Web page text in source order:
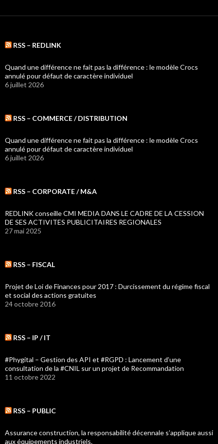
RSS – REDLINK
Quand une différence ne fait pas la différence : le modèle Crocs
annulé pour défaut de caractère individuel
6 juillet 2026
RSS – COMMERCE / DISTRIBUTION
Quand une différence ne fait pas la différence : le modèle Crocs
annulé pour défaut de caractère individuel
6 juillet 2026
RSS – CORPORATE / M&A
REDLINK conseille CMI MEDIA DANS LE CADRE DE LA CESSION
DE SES ACTIVITES PUBLICITAIRES REGIONALES
27 mai 2025
RSS – FISCAL
Projet de Loi de Finances pour 2017 : Durcissement du régime fiscal
et social des actions gratuites
24 octobre 2016
RSS – IP / IT
#Phygital – Gestion des API et #RGPD : Lancement d’une
consultation de la #CNIL sur un projet de Recommandation
11 octobre 2022
RSS – PUBLIC
Assurance construction, la responsabilité décennale s’applique aussi
aux équipements industriels.